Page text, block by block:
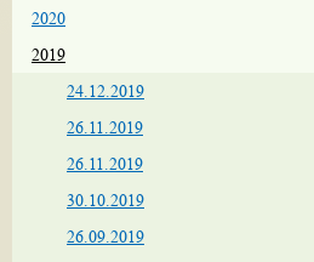
2020
2019
24.12.2019
26.11.2019
26.11.2019
30.10.2019
26.09.2019